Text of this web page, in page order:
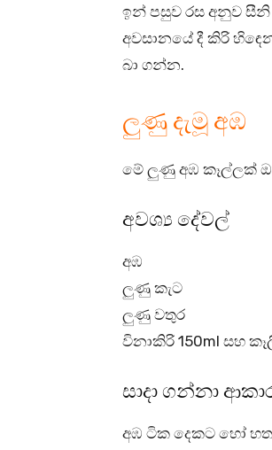
ඉන් පසුව රස අනුව
අවසානයේ දී කිරි
බා ගන්න.
ලුණු දැමූ අඹ
මේ ලුණු අඹ කෑල්ලක්
අවශ්‍ය දේවල්
අඹ
ලුණු කැට
ලුණු වතුර
විනාකිරි 150ml සහ
සාදා ගන්නා
අඹ ටික දෙකට හෝ